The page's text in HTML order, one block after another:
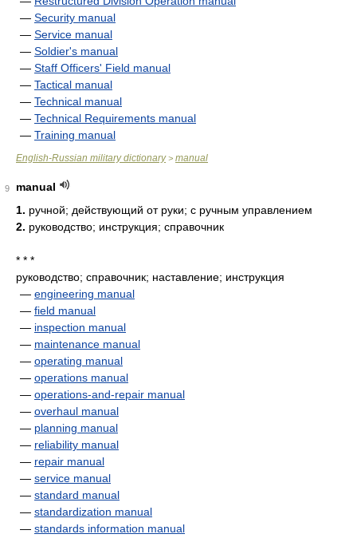
— Security manual
— Service manual
— Soldier's manual
— Staff Officers' Field manual
— Tactical manual
— Technical manual
— Technical Requirements manual
— Training manual
English-Russian military dictionary> manual
9
manual
1. ручной; действующий от руки; с ручным управлением
2. руководство; инструкция; справочник
* * *
руководство; справочник; наставление; инструкция
— engineering manual
— field manual
— inspection manual
— maintenance manual
— operating manual
— operations manual
— operations-and-repair manual
— overhaul manual
— planning manual
— reliability manual
— repair manual
— service manual
— standard manual
— standardization manual
— standards information manual